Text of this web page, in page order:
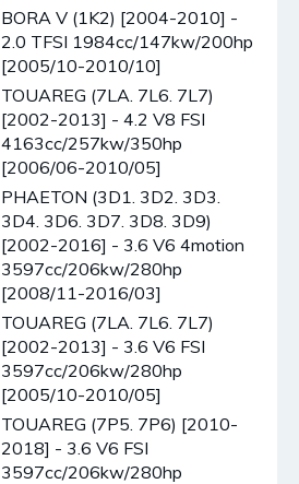
BORA V (1K2) [2004-2010] -
2.0 TFSI 1984cc/147kw/200hp
[2005/10-2010/10]
TOUAREG (7LA. 7L6. 7L7)
[2002-2013] - 4.2 V8 FSI
4163cc/257kw/350hp
[2006/06-2010/05]
PHAETON (3D1. 3D2. 3D3.
3D4. 3D6. 3D7. 3D8. 3D9)
[2002-2016] - 3.6 V6 4motion
3597cc/206kw/280hp
[2008/11-2016/03]
TOUAREG (7LA. 7L6. 7L7)
[2002-2013] - 3.6 V6 FSI
3597cc/206kw/280hp
[2005/10-2010/05]
TOUAREG (7P5. 7P6) [2010-
2018] - 3.6 V6 FSI
3597cc/206kw/280hp